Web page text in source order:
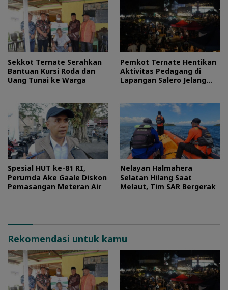
Sekkot Ternate Serahkan
Bantuan Kursi Roda dan
Uang Tunai ke Warga
Pemkot Ternate Hentikan
Aktivitas Pedagang di
Lapangan Salero Jelang
Spesial HUT ke-81 RI,
Perumda Ake Gaale Diskon
Pemasangan Meteran Air
Nelayan Halmahera
Selatan Hilang Saat
Melaut, Tim SAR Bergerak
Rekomendasi untuk kamu